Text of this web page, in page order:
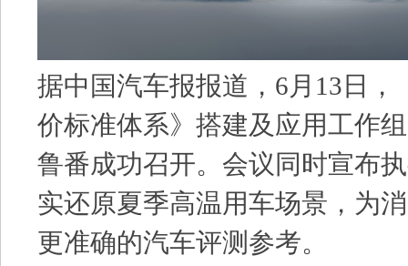
据中国汽车报报道，6月13日，
价标准体系》搭建及应用工作
鲁番成功召开。会议同时宣布
实还原夏季高温用车场景，为
更准确的汽车评测参考。